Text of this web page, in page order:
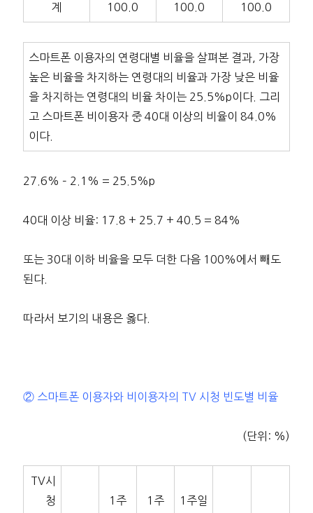
계 100.0 100.0 100.0
스마트폰 이용자의 연령대별 비율을 살펴본 결과, 가장
높은 비율을 차지하는 연령대의 비율과 가장 낮은 비율
을 차지하는 연령대의 비율 차이는 25.5%p이다. 그리
고 스마트폰 비이용자 중 40대 이상의 비율이 84.0%
이다.
27.6% – 2.1% = 25.5%p
40대 이상 비율: 17.8 + 25.7 + 40.5 = 84%
또는 30대 이하 비율을 모두 더한 다음 100%에서 빼도
된다.
따라서 보기의 내용은 옳다.
② 스마트폰 이용자와 비이용자의 TV 시청 빈도별 비율
(단위: %)
TV시
청
1주
1주
1주일